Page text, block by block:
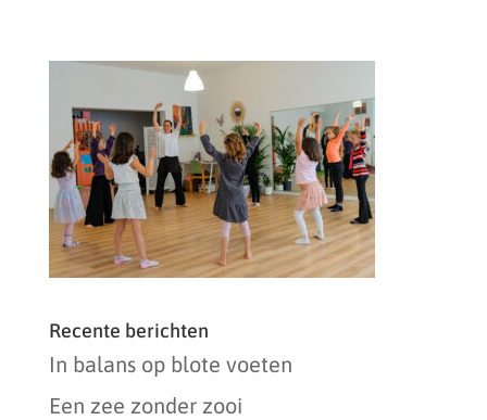
Recente berichten
In balans op blote voeten
Een zee zonder zooi